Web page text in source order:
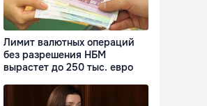
Лимит валютных операций
без разрешения НБМ
вырастет до 250 тыс. евро